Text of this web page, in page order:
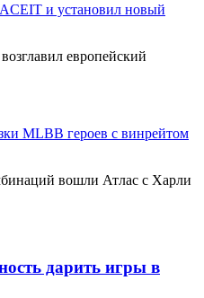
и установил новый
европейский
MLBB героев с винрейтом
вошли Атлас с Харли
дарить игры в